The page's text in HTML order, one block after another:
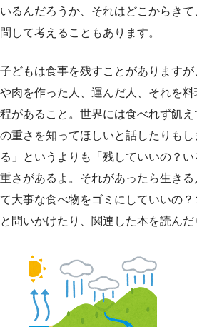
いるんだろうか、それはどこからき
問して考えることもあります。
子どもは食事を残すことがあります
や肉を作った人、運んだ人、それを
程があること。世界には食べれず飢
の重さを知ってほしいと話したりも
る」というよりも「残していいの？
重さがあるよ。それがあったら生き
て大事な食べ物をゴミにしていいの？
と問いかけたり、関連した本を読んだ